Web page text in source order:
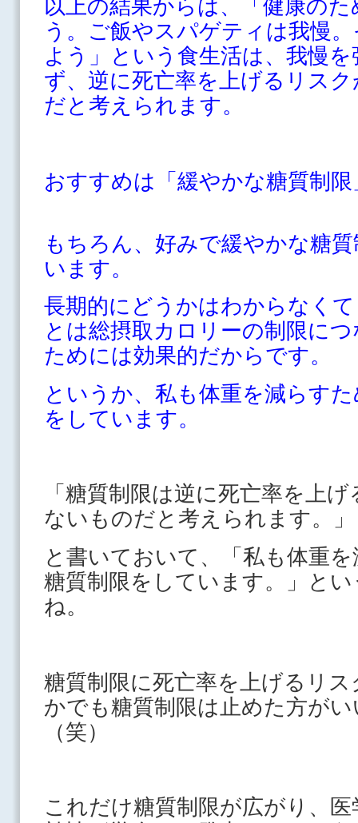
以上の結果からは、「健康の
う。ご飯やスパゲティは我慢
よう」という食生活は、我慢
ず、逆に死亡率を上げるリス
だと考えられます。
おすすめは「緩やかな糖質制限
もちろん、好みで緩やかな糖
います。
長期的にどうかはわからなく
とは総摂取カロリーの制限に
ためには効果的だからです。
というか、私も体重を減らす
をしています。
「糖質制限は逆に死亡率を上
ないものだと考えられます。」
と書いておいて、「私も体重
糖質制限をしています。」と
ね。
糖質制限に死亡率を上げるリ
かでも糖質制限は止めた方が
（笑）
これだけ糖質制限が広がり、